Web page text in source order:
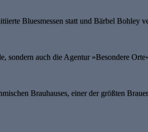
Bluesmessen statt und Bärbel Bohley
sondern auch die Agentur »Besondere
Brauhauses, einer der größten